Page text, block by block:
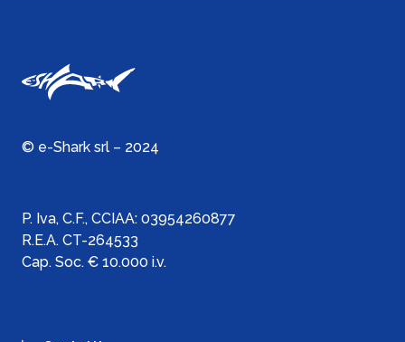
© e-Shark srl – 2024
P. Iva, C.F., CCIAA: 03954260877
R.E.A. CT-264533
Cap. Soc. € 10.000 i.v.